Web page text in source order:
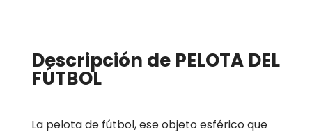
Descripción de PELOTA DEL
FÚTBOL
La pelota de fútbol, ese objeto esférico que